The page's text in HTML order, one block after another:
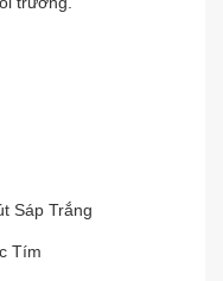
Sáp Trắng
Tím